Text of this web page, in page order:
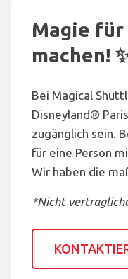
Magie
machen!
Bei Magical
Disneyland®
zugänglich sein.
für eine Person
Wir haben die
*Nicht